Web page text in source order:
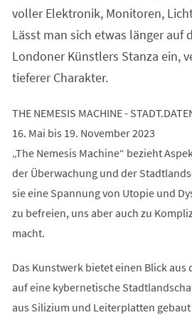
voller Elektronik, Monitoren,
Lässt man sich etwas länger auf
Londoner Künstlers Stanza ein,
tieferer Charakter.
THE NEMESIS MACHINE -
16. Mai bis 19. November 2023
„The Nemesis Machine“ bezieht
der Überwachung und der
sie eine Spannung von Utopie und
zu befreien, uns aber auch zu
macht.
Das Kunstwerk bietet einen Blick aus
auf eine kybernetische
aus Silizium und Leiterplatten